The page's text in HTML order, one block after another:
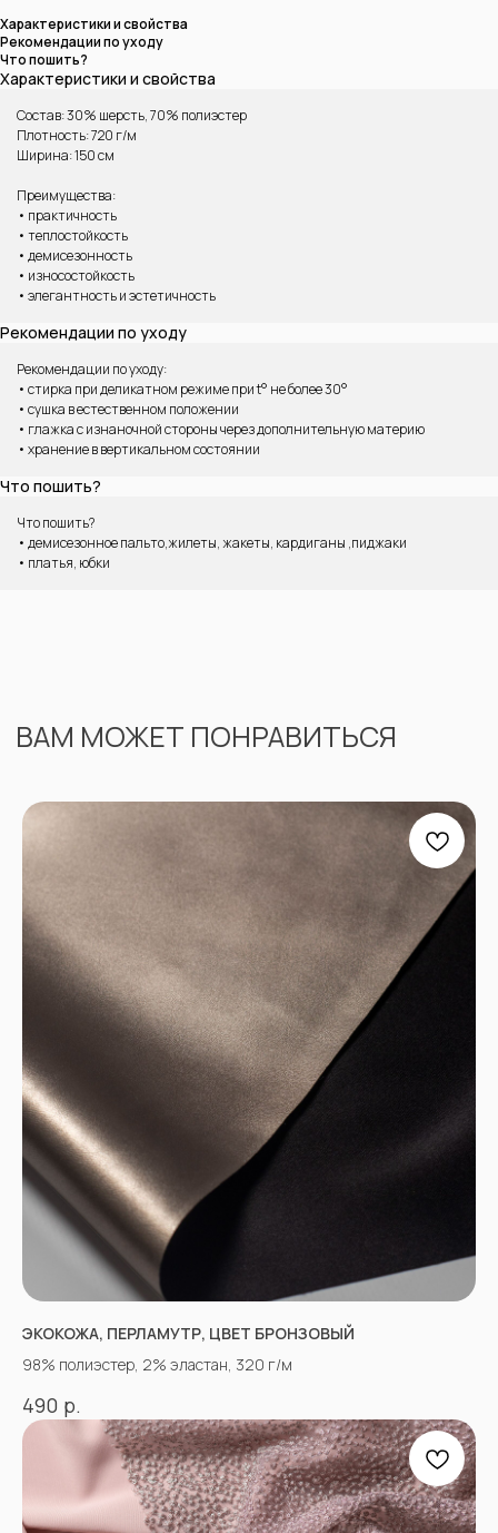
Характеристики и свойства
Рекомендации по уходу
Что пошить?
Характеристики и свойства
Состав: 30% шерсть, 70% полиэстер
Плотность: 720 г/м
Ширина: 150 см
Преимущества:
• практичность
• теплостойкость
• демисезонность
• износостойкость
• элегантность и эстетичность
Рекомендации по уходу
Рекомендации по уходу:
• стирка при деликатном режиме при t° не более 30°
• сушка в естественном положении
• глажка с изнаночной стороны через дополнительную материю
• хранение в вертикальном состоянии
Что пошить?
Что пошить?
• демисезонное пальто,жилеты, жакеты, кардиганы ,пиджаки
• платья, юбки
ВАМ МОЖЕТ ПОНРАВИТЬСЯ
ЭКОКОЖА, ПЕРЛАМУТР, ЦВЕТ БРОНЗОВЫЙ
98% полиэстер, 2% эластан, 320 г/м
490 р.